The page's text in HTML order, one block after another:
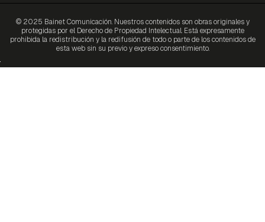
© 2025 Bainet Comunicación. Nuestros contenidos son obras originales y
protegidas por el Derecho de Propiedad Intelectual. Está expresamente
prohibida la redistribución y la redifusión de todo o parte de los contenidos de
esta web sin su previo y expreso consentimiento.